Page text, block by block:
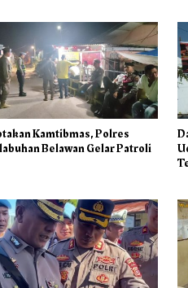
Kamtibmas, Polres
Belawan Gelar Patroli